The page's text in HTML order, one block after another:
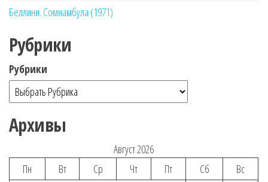
Беллини. Сомнамбула (1971)
Рубрики
Рубрики
Архивы
Август 2026
Пн
Вт Ср Чт Пт Сб
Вс